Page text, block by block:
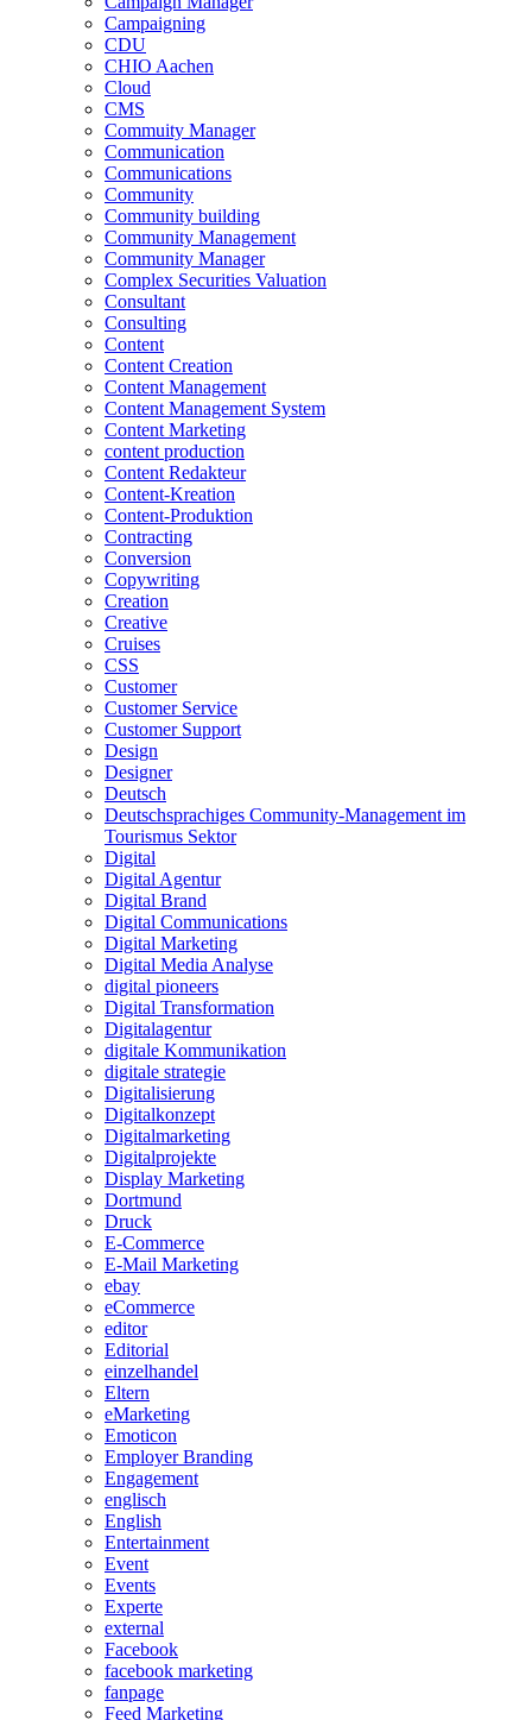
Campaigning
CDU
CHIO Aachen
Cloud
CMS
Commuity Manager
Communication
Communications
Community
Community building
Community Management
Community Manager
Complex Securities Valuation
Consultant
Consulting
Content
Content Creation
Content Management
Content Management System
Content Marketing
content production
Content Redakteur
Content-Kreation
Content-Produktion
Contracting
Conversion
Copywriting
Creation
Creative
Cruises
CSS
Customer
Customer Service
Customer Support
Design
Designer
Deutsch
Deutschsprachiges Community-Management im
Tourismus Sektor
Digital
Digital Agentur
Digital Brand
Digital Communications
Digital Marketing
Digital Media Analyse
digital pioneers
Digital Transformation
Digitalagentur
digitale Kommunikation
digitale strategie
Digitalisierung
Digitalkonzept
Digitalmarketing
Digitalprojekte
Display Marketing
Dortmund
Druck
E-Commerce
E-Mail Marketing
ebay
eCommerce
editor
Editorial
einzelhandel
Eltern
eMarketing
Emoticon
Employer Branding
Engagement
englisch
English
Entertainment
Event
Events
Experte
external
Facebook
facebook marketing
fanpage
Feed Marketing